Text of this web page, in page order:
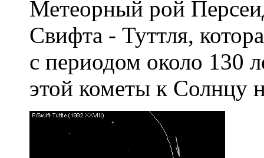
Метеорный рой
Свифта - Туттля,
с периодом около 130
этой кометы к Солнцу